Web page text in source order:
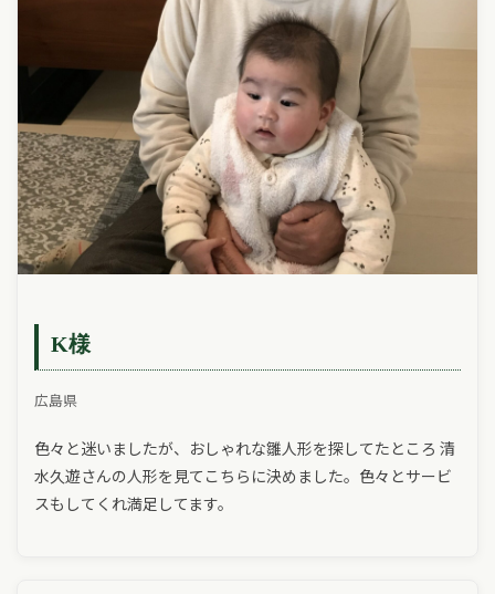
K様
広島県
色々と迷いましたが、おしゃれな雛人形を探してたところ 清
水久遊さんの人形を見てこちらに決めました。色々とサービ
スもしてくれ満足してます。